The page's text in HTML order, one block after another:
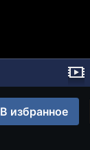
В избранное